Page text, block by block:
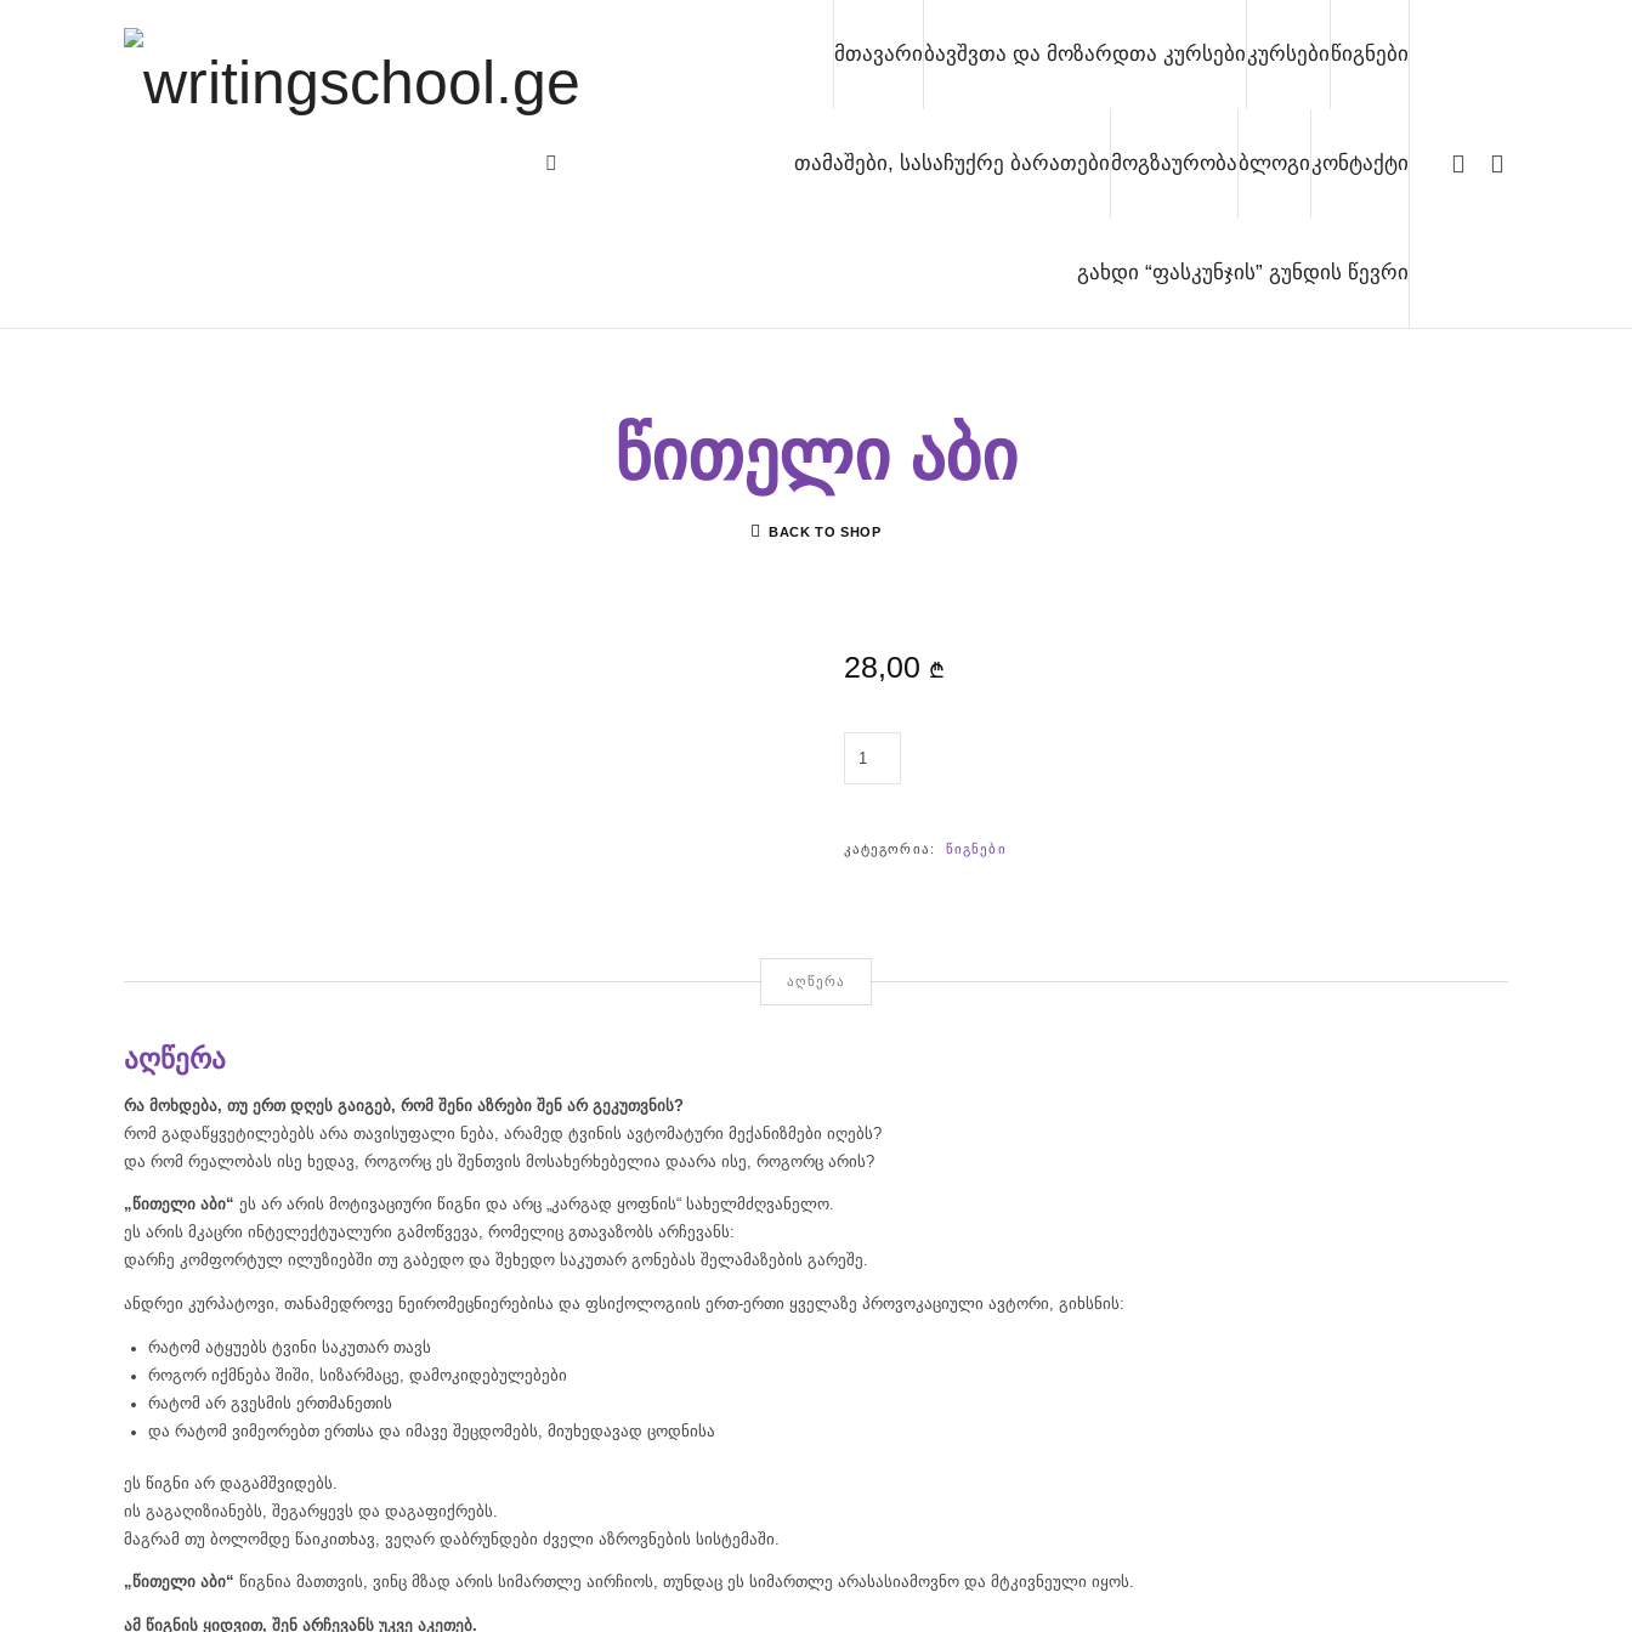
writingschool.ge მთავარიბავშვთა და მოზარდთა კურსებიკურსებიწიგნები
თამაშები, სასაჩუქრე ბარათებიმოგზაურობაბლოგიკონტაქტი
გახდი “ფასკუნჯის” გუნდის წევრი
წითელი აბი
BACK TO SHOP
28,00 ₾
ᲬᲘᲗᲔᲚᲘ
ᲙᲐᲢᲔᲒᲝᲠᲘᲐ: ᲬᲘᲒᲜᲔᲑᲘ
ᲐᲦᲬᲔᲠᲐ
აღწერა
რა მოხდება, თუ ერთ დღეს გაიგებ, რომ შენი აზრები შენ არ გეკუთვნის?
რომ გადაწყვეტილებებს არა თავისუფალი ნება, არამედ ტვინის ავტომატური მექანიზმები იღებს?
და რომ რეალობას ისე ხედავ, როგორც ეს შენთვის მოსახერხებელია დაარა ისე, როგორც არის?
„წითელი აბი“ ეს არ არის მოტივაციური წიგნი და არც „კარგად ყოფნის“ სახელმძღვანელო.
ეს არის მკაცრი ინტელექტუალური გამოწვევა, რომელიც გთავაზობს არჩევანს:
დარჩე კომფორტულ ილუზიებში თუ გაბედო და შეხედო საკუთარ გონებას შელამაზების გარეშე.
ანდრეი კურპატოვი, თანამედროვე ნეირომეცნიერებისა და ფსიქოლოგიის ერთ-ერთი ყველაზე პროვოკაციული ავტორი, გიხსნის:
რატომ ატყუებს ტვინი საკუთარ თავს
როგორ იქმნება შიში, სიზარმაცე, დამოკიდებულებები
რატომ არ გვესმის ერთმანეთის
და რატომ ვიმეორებთ ერთსა და იმავე შეცდომებს, მიუხედავად ცოდნისა
ეს წიგნი არ დაგამშვიდებს.
ის გაგაღიზიანებს, შეგარყევს და დაგაფიქრებს.
მაგრამ თუ ბოლომდე წაიკითხავ, ვეღარ დაბრუნდები ძველი აზროვნების სისტემაში.
„წითელი აბი“ წიგნია მათთვის, ვინც მზად არის სიმართლე აირჩიოს, თუნდაც ეს სიმართლე არასასიამოვნო და მტკივნეული იყოს.
ამ წიგნის ყიდვით, შენ არჩევანს უკვე აკეთებ.